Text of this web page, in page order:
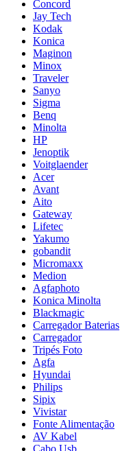
Concord
Jay Tech
Kodak
Konica
Maginon
Minox
Traveler
Sanyo
Sigma
Benq
Minolta
HP
Jenoptik
Voitglaender
Acer
Avant
Aito
Gateway
Lifetec
Yakumo
gobandit
Micromaxx
Medion
Agfaphoto
Konica Minolta
Blackmagic
Carregador Baterias
Carregador
Tripés Foto
Agfa
Hyundai
Philips
Sipix
Vivistar
Fonte Alimentação
AV Kabel
Cabo Usb